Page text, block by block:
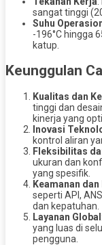
sangat tinggi
Suhu
-196°C hingga
katup.
Keunggulan
Kualitas dan
tinggi dan
kinerja yang
Inovasi
kontrol aliran
Fleksibilitas
ukuran dan
yang spesifik.
Keamanan
seperti API,
dan kepatuhan.
Layanan Global
yang luas di
pengguna.